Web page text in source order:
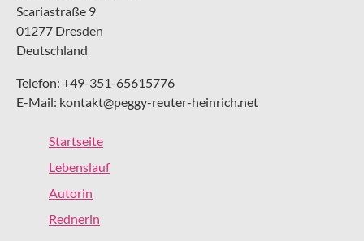
Scariastraße 9
01277 Dresden
Deutschland
Telefon: +49-351-65615776
E-Mail: kontakt@peggy-reuter-heinrich.net
Startseite
Lebenslauf
Autorin
Rednerin